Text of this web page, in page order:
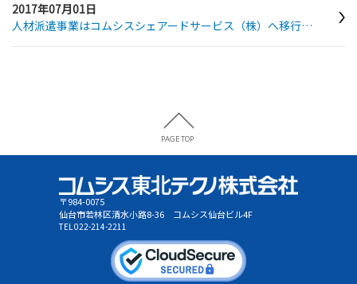
2017年07月01日
人材派遣事業はコムシスシェアードサービス（株）へ移行しました。
〒984-0075
仙台市若林区清水小路8-36 コムシス仙台ビル4F
TEL 022-214-2211